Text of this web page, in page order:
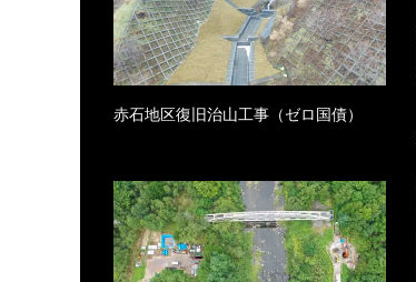
赤石地区復旧治山工事（ゼロ国債）